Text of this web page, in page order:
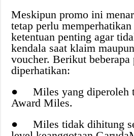
Meskipun promo ini
tetap perlu memperhatikan
ketentuan penting agar
kendala saat klaim
voucher. Berikut
diperhatikan:
● Miles yang diperoleh
Award Miles.
● Miles tidak dihitung